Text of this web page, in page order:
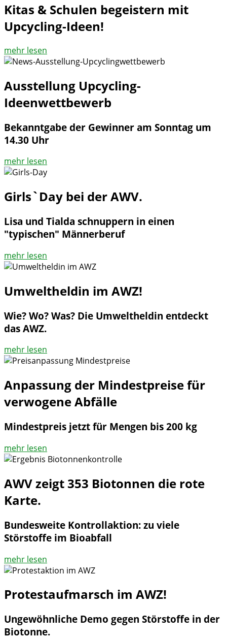
Kitas & Schulen begeistern mit
Upcycling-Ideen!
mehr lesen
Ausstellung Upcycling-
Ideenwettbewerb
Bekanntgabe der Gewinner am Sonntag um
14.30 Uhr
mehr lesen
Girls`Day bei der AWV.
Lisa und Tialda schnuppern in einen
"typischen" Männerberuf
mehr lesen
Umweltheldin im AWZ!
Wie? Wo? Was? Die Umweltheldin entdeckt
das AWZ.
mehr lesen
Anpassung der Mindestpreise für
verwogene Abfälle
Mindestpreis jetzt für Mengen bis 200 kg
mehr lesen
AWV zeigt 353 Biotonnen die rote
Karte.
Bundesweite Kontrollaktion: zu viele
Störstoffe im Bioabfall
mehr lesen
Protestaufmarsch im AWZ!
Ungewöhnliche Demo gegen Störstoffe in der
Biotonne.